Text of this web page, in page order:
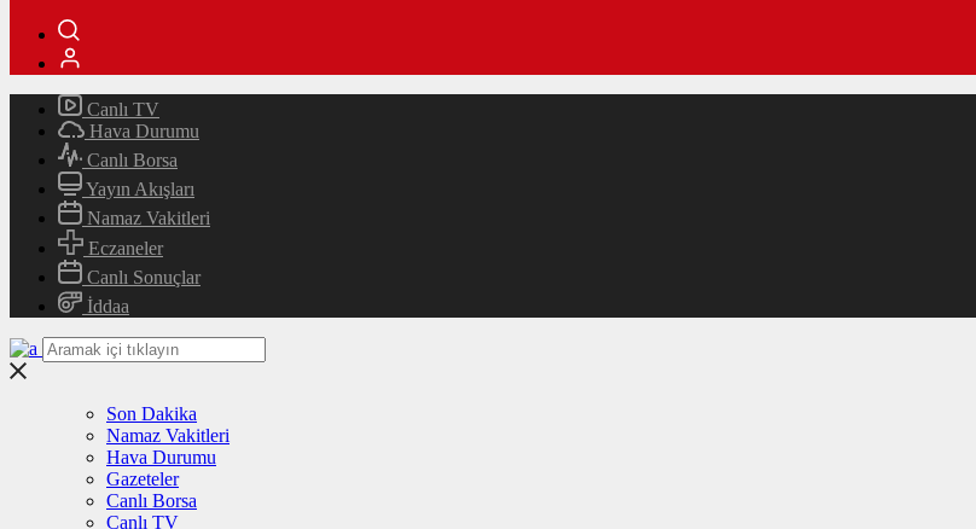
Canlı TV
Hava Durumu
Canlı Borsa
Yayın Akışları
Namaz Vakitleri
Eczaneler
Canlı Sonuçlar
İddaa
Son Dakika
Namaz Vakitleri
Hava Durumu
Gazeteler
Canlı Borsa
Canlı TV